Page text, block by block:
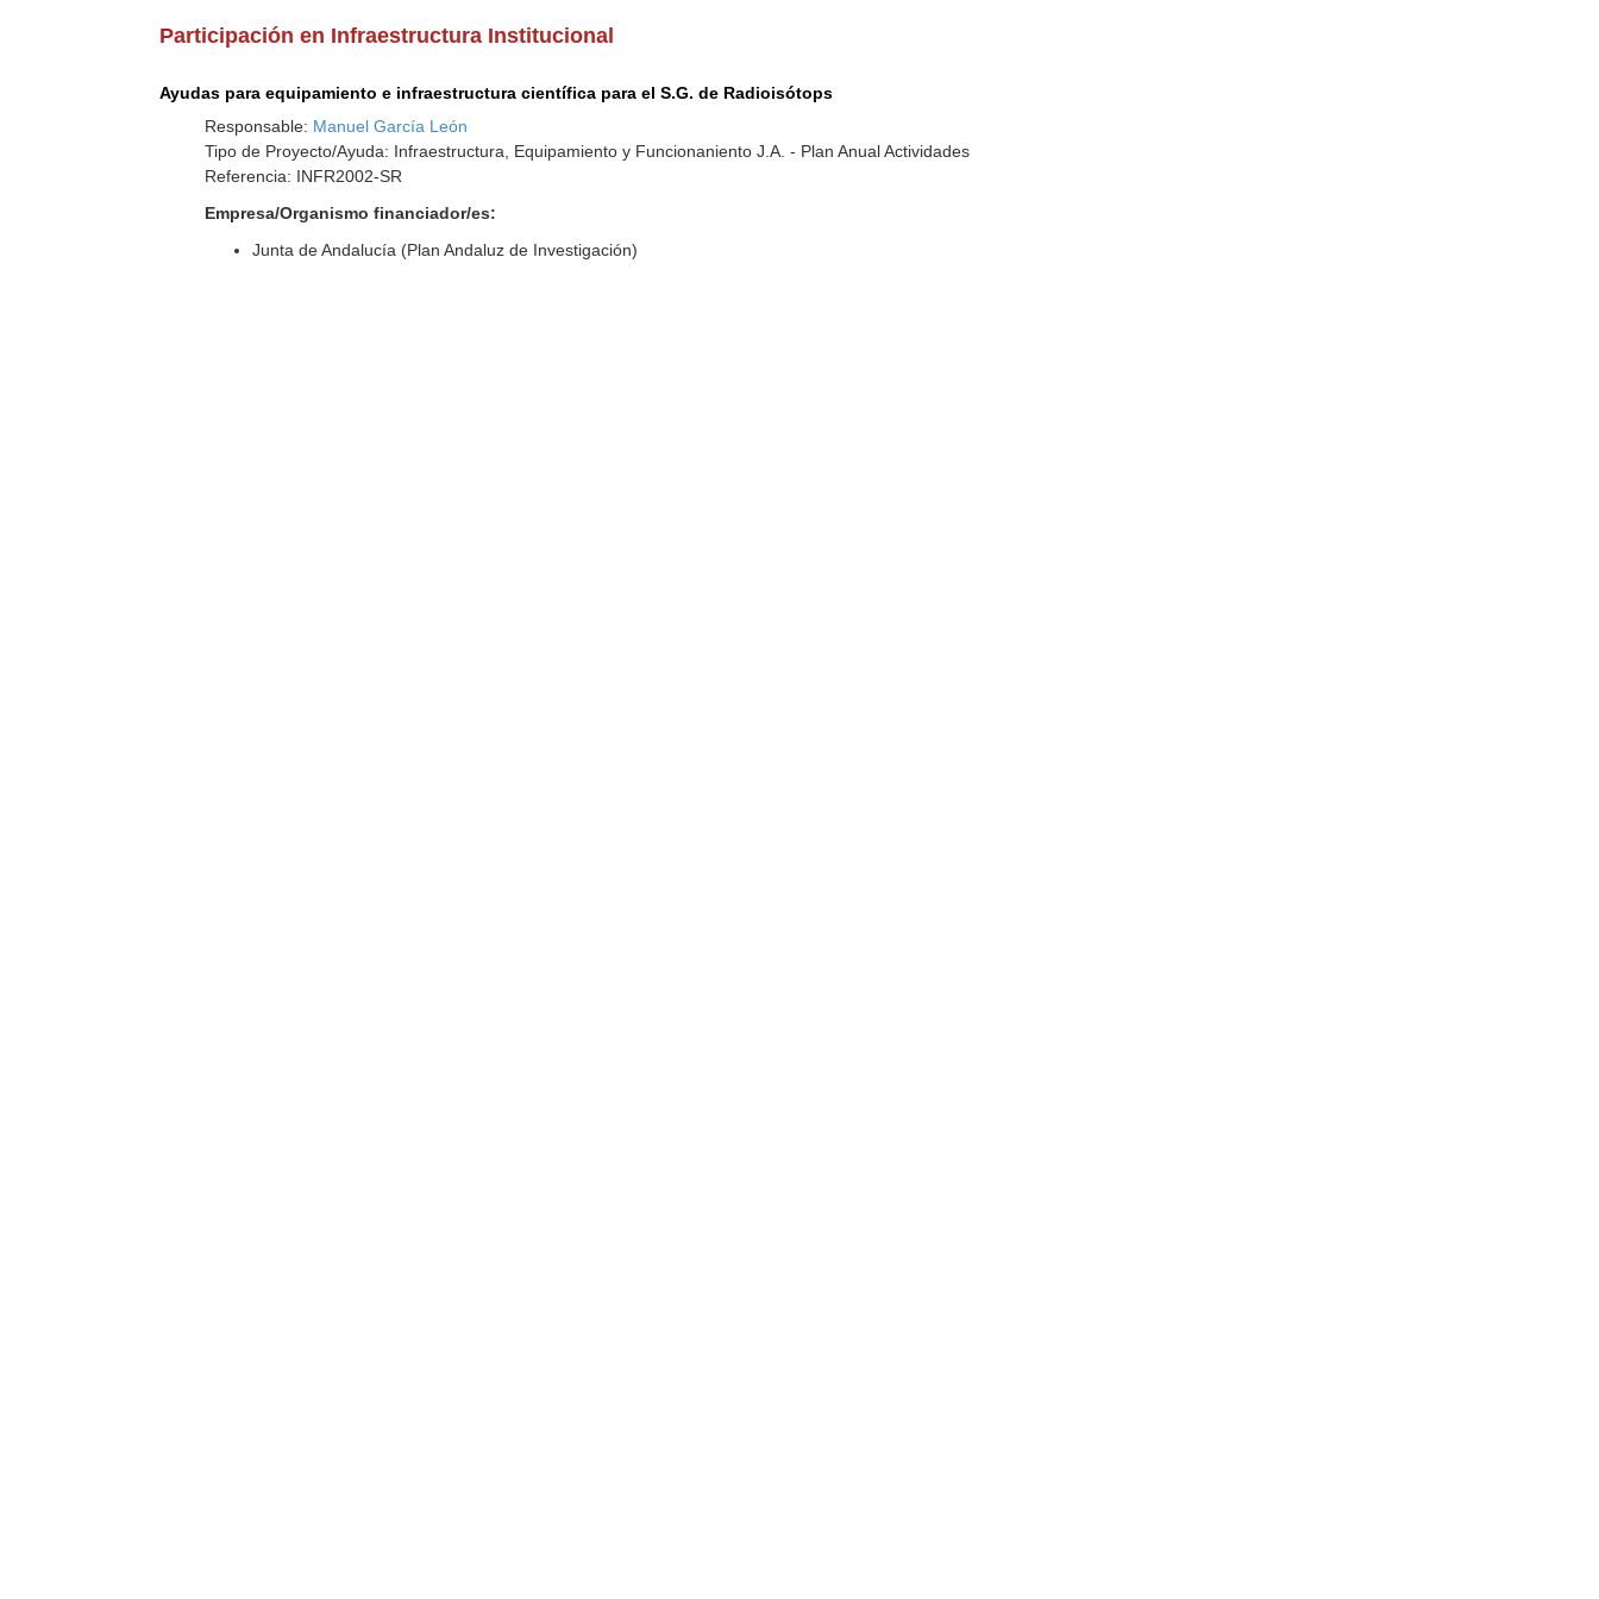
Participación en Infraestructura Institucional
Ayudas para equipamiento e infraestructura científica para el S.G. de Radioisótops
Responsable: Manuel García León
Tipo de Proyecto/Ayuda: Infraestructura, Equipamiento y Funcionaniento J.A. - Plan Anual Actividades
Referencia: INFR2002-SR
Empresa/Organismo financiador/es:
Junta de Andalucía (Plan Andaluz de Investigación)